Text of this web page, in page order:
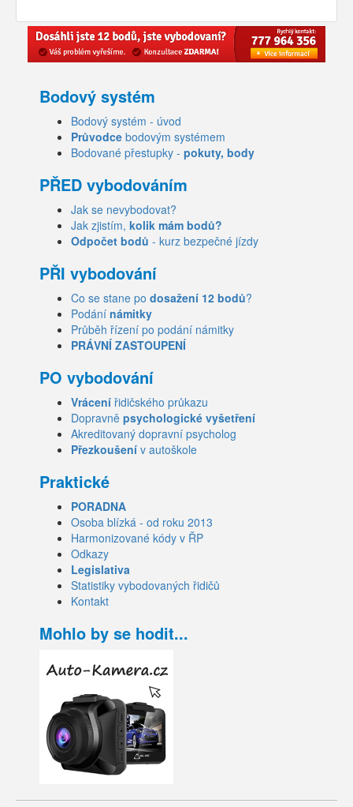
Bodový systém
Bodový systém - úvod
Průvodce bodovým systémem
Bodované přestupky - pokuty, body
PŘED vybodováním
Jak se nevybodovat?
Jak zjistím, kolik mám bodů?
Odpočet bodů - kurz bezpečné jízdy
PŘI vybodování
Co se stane po dosažení 12 bodů?
Podání námitky
Průběh řízení po podání námitky
PRÁVNÍ ZASTOUPENÍ
PO vybodování
Vrácení řidičského průkazu
Dopravně psychologické vyšetření
Akreditovaný dopravní psycholog
Přezkoušení v autoškole
Praktické
PORADNA
Osoba blízká - od roku 2013
Harmonizované kódy v ŘP
Odkazy
Legislativa
Statistiky vybodovaných řidičů
Kontakt
Mohlo by se hodit...